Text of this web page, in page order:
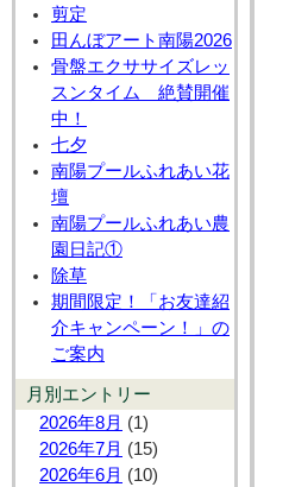
剪定
田んぼアート南陽2026
骨盤エクササイズレッ
スンタイム 絶賛開催
中！
七夕
南陽プールふれあい花
壇
南陽プールふれあい農
園日記①
除草
期間限定！「お友達紹
介キャンペーン！」の
ご案内
月別エントリー
2026年8月 (1)
2026年7月 (15)
2026年6月 (10)